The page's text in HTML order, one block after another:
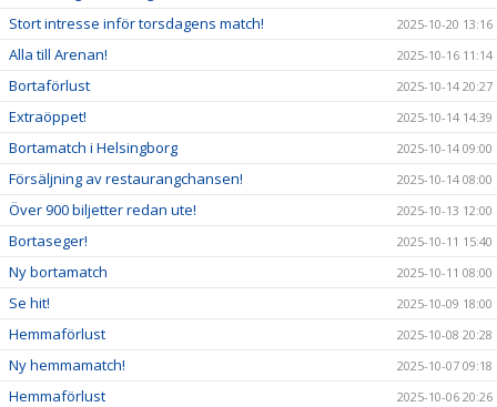
Stort intresse inför torsdagens match! 2025-10-20 13:16
Alla till Arenan! 2025-10-16 11:14
Bortaförlust 2025-10-14 20:27
Extraöppet! 2025-10-14 14:39
Bortamatch i Helsingborg 2025-10-14 09:00
Försäljning av restaurangchansen! 2025-10-14 08:00
Över 900 biljetter redan ute! 2025-10-13 12:00
Bortaseger! 2025-10-11 15:40
Ny bortamatch 2025-10-11 08:00
Se hit! 2025-10-09 18:00
Hemmaförlust 2025-10-08 20:28
Ny hemmamatch! 2025-10-07 09:18
Hemmaförlust 2025-10-06 20:26